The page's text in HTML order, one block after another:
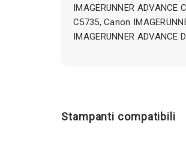
IMAGERUNNER ADVANCE
C5735, Canon
IMAGERUNNER ADVANCE
Stampanti compatibili